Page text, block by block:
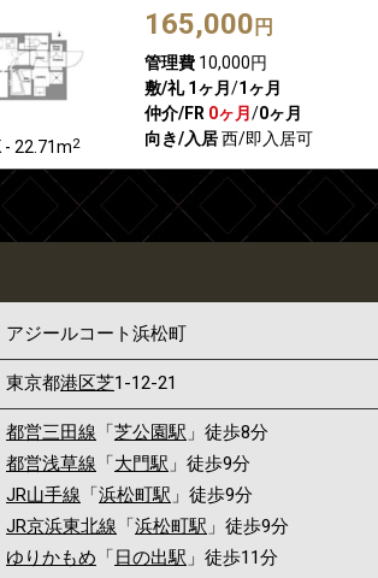
- 22.71m2
165,000 円
管理費10,000円
敷/礼 1ヶ月 /1ヶ月
仲介/FR 0ヶ月 /0ヶ月
向き/入居西/即入居可
アジールコート浜松町
東京都港区芝1-12-21
都営三田線 「芝公園駅 」徒歩8分
都営浅草線 「大門駅 」徒歩9分
JR山手線 「浜松町駅 」徒歩9分
JR京浜東北線 「浜松町駅 」徒歩9分
ゆりかもめ 「日の出駅 」徒歩11分